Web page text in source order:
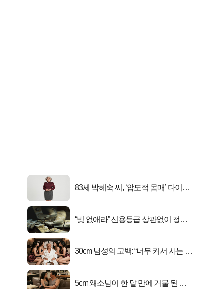
83세 박혜숙 씨, ‘압도적 몸매’ 다이어
“빚 없애라” 신용등급 상관없이 정부
30cm 남성의 고백: “너무 커서 사는 게
5cm 왜소남이 한 달 만에 거물 된 사